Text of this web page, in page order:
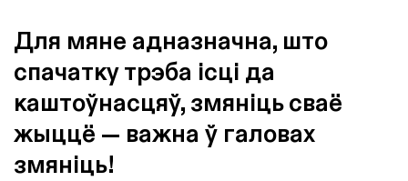
Для мяне адназначна, што
спачатку трэба ісці да
каштоўнасцяў, змяніць сваё
жыццё — важна ў галовах
змяніць!